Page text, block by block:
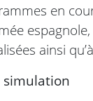
en
ainsi
simulation